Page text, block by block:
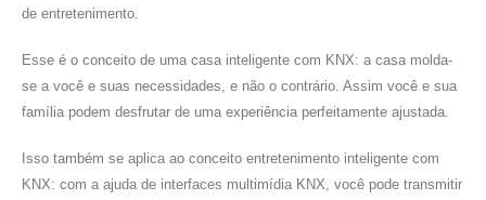
de entretenimento.
Esse é o conceito de uma casa inteligente com KNX: a casa molda-
se a você e suas necessidades, e não o contrário. Assim você e sua
família podem desfrutar de uma experiência perfeitamente ajustada.
Isso também se aplica ao conceito entretenimento inteligente com
KNX: com a ajuda de interfaces multimídia KNX, você pode transmitir